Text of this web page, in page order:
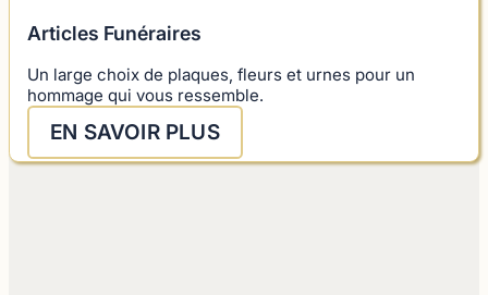
Articles Funéraires
Un large choix de plaques, fleurs et urnes pour un
hommage qui vous ressemble.
EN SAVOIR PLUS